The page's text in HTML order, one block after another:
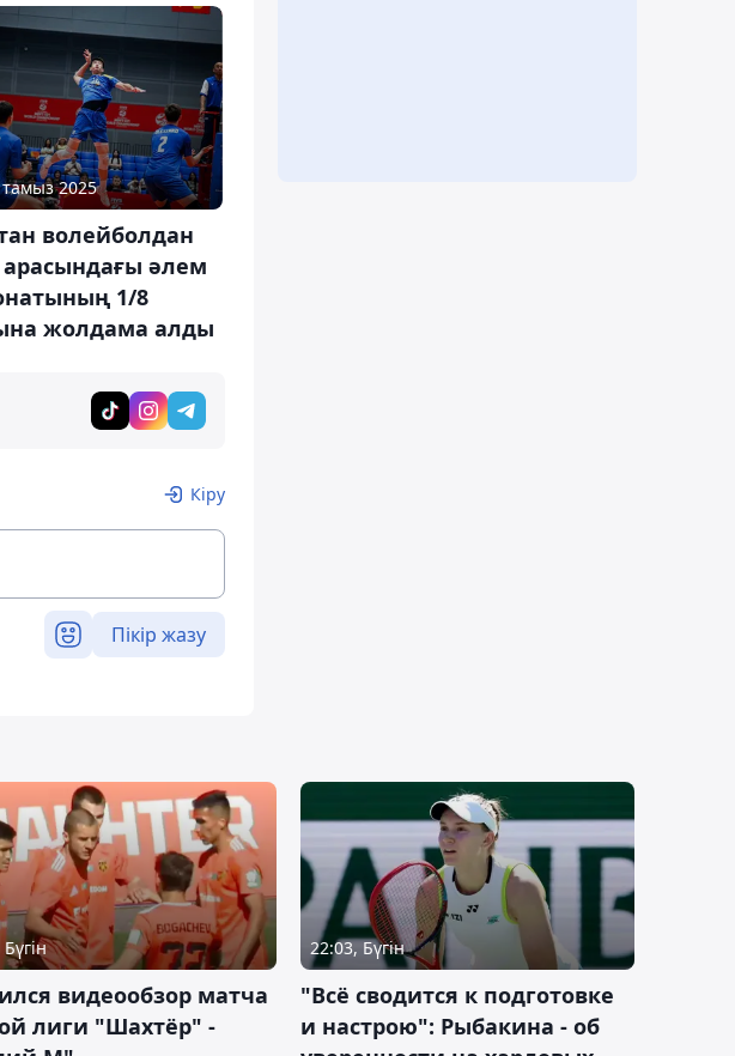
2025
волейболдан
әлем
1/8
жолдама алды
Кіру
Пікір жазу
видеообзор матча
лиги "Шахтёр" -
22:03, Бүгін
"Всё сводится к подготовке
и настрою": Рыбакина - об